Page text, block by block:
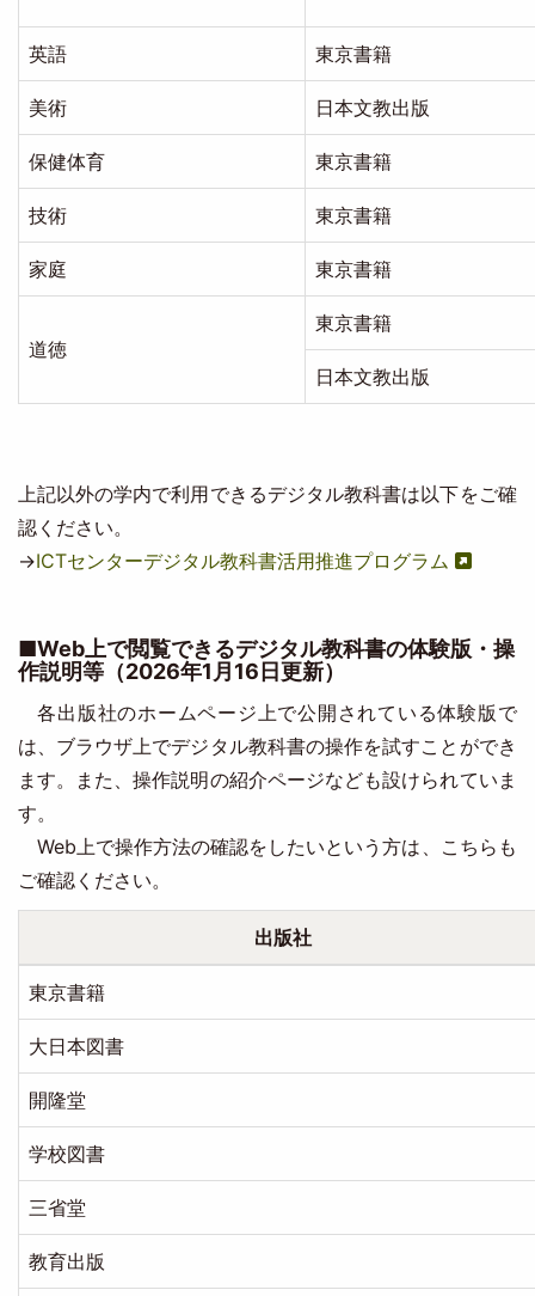
英語 東京書籍
美術 日本文教出版
保健体育 東京書籍
技術 東京書籍
家庭 東京書籍
道徳
東京書籍
日本文教出版
上記以外の学内で利用できるデジタル教科書は以下をご確
認ください。
→ICTセンターデジタル教科書活用推進プログラム
■Web上で閲覧できるデジタル教科書の体験版・操
作説明等（2026年1月16日更新）
各出版社のホームページ上で公開されている体験版で
は、ブラウザ上でデジタル教科書の操作を試すことができ
ます。また、操作説明の紹介ページなども設けられていま
す。
Web上で操作方法の確認をしたいという方は、こちらも
ご確認ください。
出版社
東京書籍
大日本図書
開隆堂
学校図書
三省堂
教育出版